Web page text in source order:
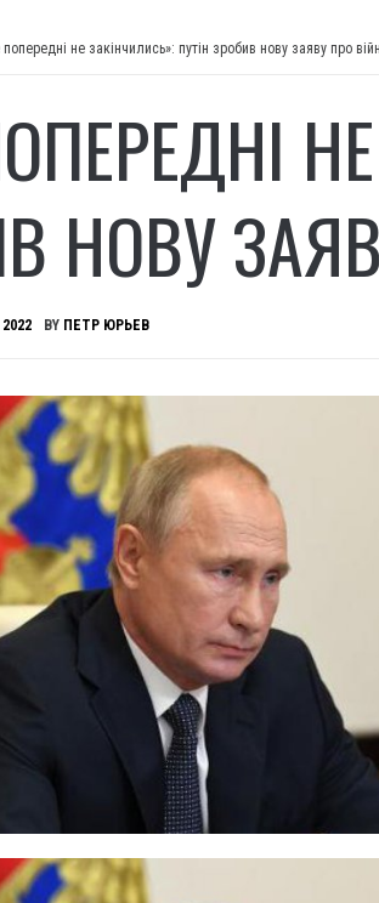
не закінчились»: путін зробив нову заяву про
НОВУ
BY ПЕТР ЮРЬЕВ